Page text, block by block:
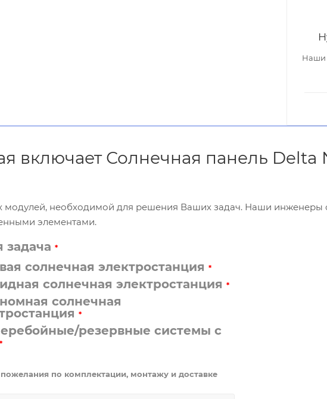
Наши
включает Солнечная панель Delta
модулей, необходимой для решения Ваших задач. Наши инженеры
элементами.
задача *
солнечная электростанция *
солнечная электростанция *
солнечная
*
резервные системы с
*
по комплектации, монтажу и доставке